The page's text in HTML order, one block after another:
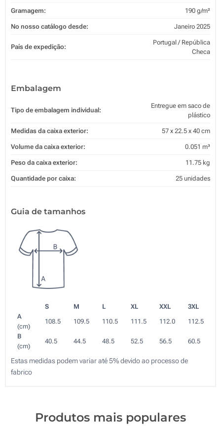
Gramagem: 190 g/m²
No nosso catálogo desde: Janeiro 2025
País de expedição:
Portugal / República
Checa
Embalagem
Tipo de embalagem individual:
Entregue em saco de
plástico
Medidas da caixa exterior: 57 x 22.5 x 40 cm
Volume da caixa exterior: 0.051 m³
Peso da caixa exterior: 11.75 kg
Quantidade por caixa: 25 unidades
Guia de tamanhos
S M L XL XXL
3XL
A
(cm)
108.5 109.5 110.5 111.5 112.0
112.5
B
(cm)
40.5 44.5 48.5 52.5 56.5 60.5
Estas medidas podem variar até 5% devido ao processo de
fabrico
Produtos mais populares